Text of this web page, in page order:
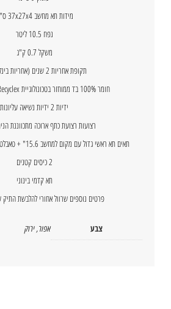
מידות תא מחשב 37x27x4 ס"מ
נפח 10.5 ליטר
משקל 0.7 ק"ג
תקופת אחריות 2 שנים (אחריות בינלאומית)
חומר 100% בד ממוחזר בטכונולוגיית Recyclex של Samsonite
ידיות 2 ידיות נשיאה עליונות
רצועות רצועת כתף ארוכה מתכווננת
תאים תא ראשי גדול
2 כיסים קטנים
תא קדמי בינוני
פרטים נוספים שרוול אחורי להלבשת התיק
צבע אפור,ירוק